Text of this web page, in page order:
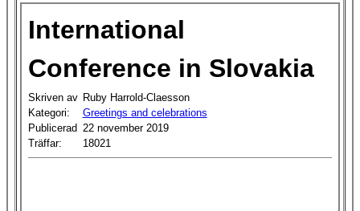
International
Conference in Slovakia
Skriven av Ruby Harrold-Claesson
Kategori:
Greetings and celebrations
Publicerad 22 november 2019
Träffar:
18021